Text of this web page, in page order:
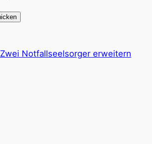
Zwei Notfallseelsorger erweitern